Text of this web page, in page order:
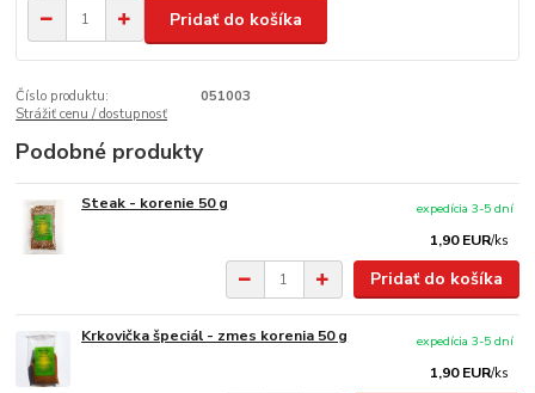
Pridať do košíka
Číslo produktu:
051003
Strážiť cenu / dostupnosť
Podobné produkty
Steak - korenie 50 g
1,90 EUR/ks
expedícia 3-5 dní
Pridať do košíka
Krkovička špeciál - zmes korenia 50 g
1,90 EUR/ks
expedícia 3-5 dní